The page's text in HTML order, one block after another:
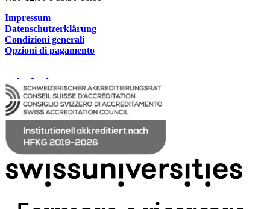
Impressum
Datenschutzerklärung
Condizioni generali
Opzioni di pagamento